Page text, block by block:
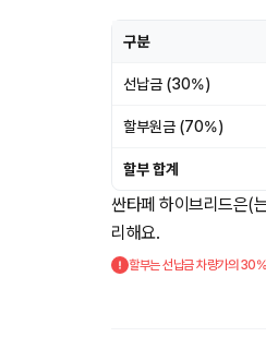
구분
선납금 (30%)
할부원금 (70%)
할부 합계
싼타페 하이브리드은(
리해요.
할부는 선납금 차량가의